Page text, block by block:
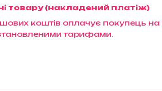
товару (накладений платіж)
коштів оплачує покупець на
тарифами.